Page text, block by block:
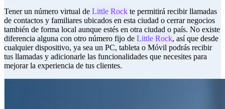
Tener un número virtual de Little Rock te permitirá recibir llamadas
de contactos y familiares ubicados en esta ciudad o cerrar negocios
también de forma local aunque estés en otra ciudad o país. No existe
diferencia alguna con otro número fijo de Little Rock, así que desde
cualquier dispositivo, ya sea un PC, tableta o Móvil podrás recibir
tus llamadas y adicionarle las funcionalidades que necesites para
mejorar la experiencia de tus clientes.